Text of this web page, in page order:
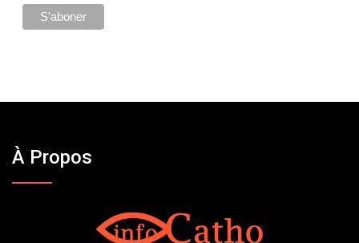
À Propos